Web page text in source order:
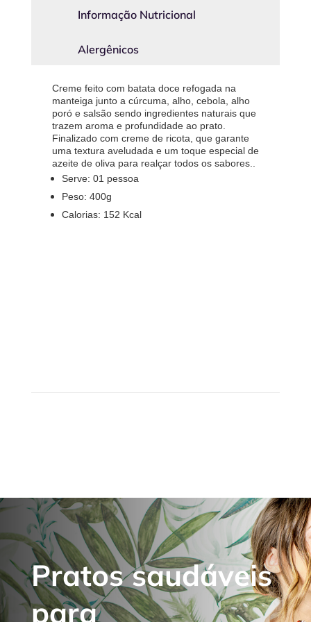
Informação Nutricional
Alergênicos
Creme feito com batata doce refogada na
manteiga junto a cúrcuma, alho, cebola, alho
poró e salsão sendo ingredientes naturais que
trazem aroma e profundidade ao prato.
Finalizado com creme de ricota, que garante
uma textura aveludada e um toque especial de
azeite de oliva para realçar todos os sabores..
Serve: 01 pessoa
Peso: 400g
Calorias: 152 Kcal
Pratos saudáveis
para